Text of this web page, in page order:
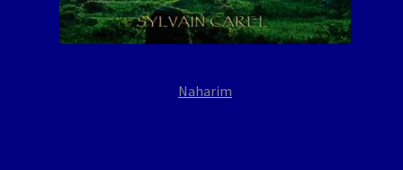
Naharim